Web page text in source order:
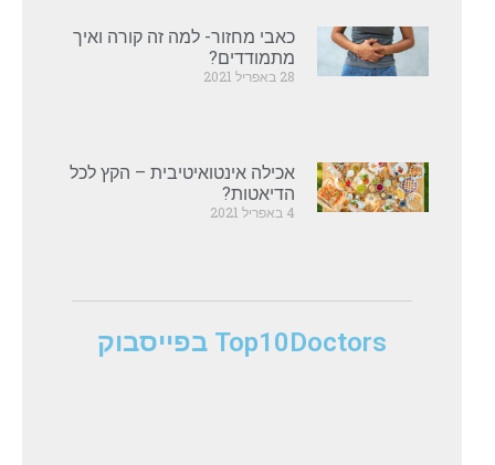
כאבי מחזור- למה זה קורה ואיך
מתמודדים?
28 באפריל 2021
אכילה אינטואיטיבית – הקץ לכל
הדיאטות?
4 באפריל 2021
Top10Doctors בפייסבוק